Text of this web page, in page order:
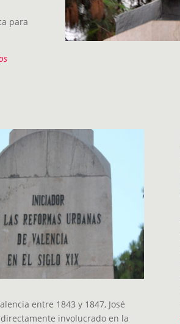
para
entre 1843 y 1847, José
involucrado en la